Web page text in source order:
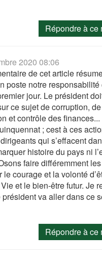
Répondre à ce
2020 08:06
de cet article
poste notre responsabilité
jour. Le président
ce sujet de corruption,
et contrôle des
; cest à ces
qui s’effacent
histoire du pays ni
faire différemment
le courage et la volonté
et le bien-être futur. Je
va aller dans ce
Répondre à ce